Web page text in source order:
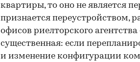
квартиры, то оно не является
признается переустройством,
офисов риелторского
существенная: если
и изменение конфигурации